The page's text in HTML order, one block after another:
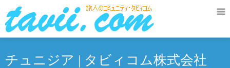
チュニジア | タビィコム株式会社